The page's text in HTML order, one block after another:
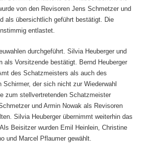
von den Revisoren Jens Schmetzer und
als übersichtlich geführt bestätigt. Die
entlastet.
durchgeführt. Silvia Heuberger und
als Vorsitzende bestätigt. Bernd Heuberger
des Schatzmeisters als auch des
der sich nicht zur Wiederwahl
zum stellvertretenden Schatzmeister
und Armin Nowak als Revisoren
Silvia Heuberger übernimmt weiterhin das
Beisitzer wurden Emil Heinlein, Christine
und Marcel Pflaumer gewählt.